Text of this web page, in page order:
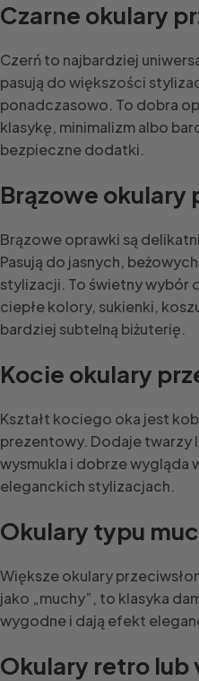
Czarne okulary
Czerń to najbardziej
pasują do większości
ponadczasowo. To dobra
klasykę, minimalizm albo
bezpieczne dodatki.
Brązowe okulary
Brązowe oprawki są
Pasują do jasnych,
stylizacji. To świetny wybór
ciepłe kolory, sukienki,
bardziej subtelną biżuterię.
Kocie okulary
Kształt kociego oka jest
prezentowy. Dodaje twarzy
wysmukla i dobrze wygląda
eleganckich stylizacjach.
Okulary typu
Większe okulary
jako „muchy”, to klasyka
wygodne i dają efekt
Okulary retro lub